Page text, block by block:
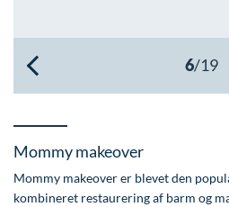
Mommy makeover
Mommy makeover er blevet den
kombineret restaurering af barm og